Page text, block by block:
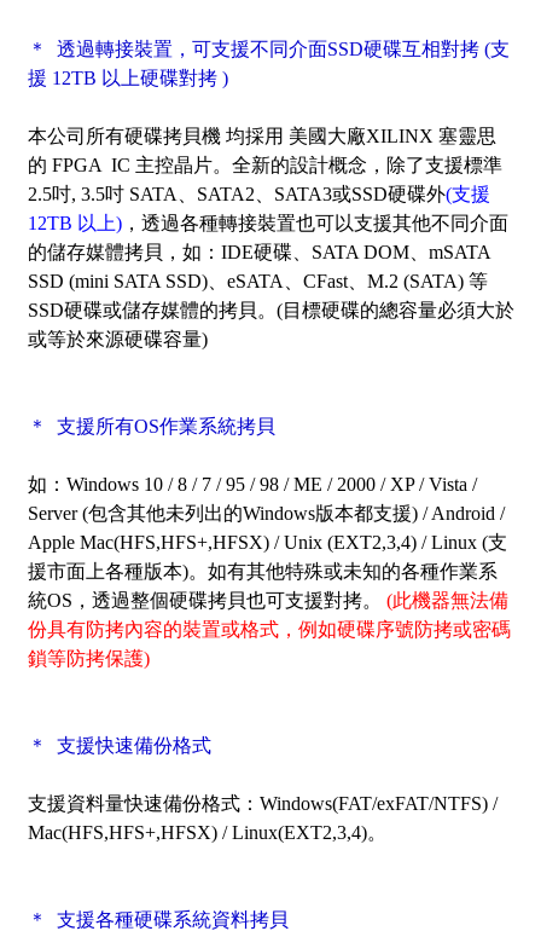
＊ 透過轉接裝置，可支援不同介面SSD硬碟互相對拷(支
援 12TB 以上硬碟對拷 )
本公司所有硬碟拷貝機 均採用 美國大廠XILINX 塞靈思
的 FPGA IC 主控晶片。全新的設計概念，除了支援標準
2.5吋, 3.5吋 SATA、SATA2、SATA3或SSD硬碟外(支援
12TB 以上)，透過各種轉接裝置也可以支援其他不同介面
的儲存媒體拷貝，如：IDE硬碟、SATA DOM、mSATA
SSD (mini SATA SSD)、eSATA、CFast、M.2 (SATA) 等
SSD硬碟或儲存媒體的拷貝。(目標硬碟的總容量必須大於
或等於來源硬碟容量)
＊ 支援所有OS作業系統拷貝
如：Windows 10 / 8 / 7 / 95 / 98 / ME / 2000 / XP / Vista /
Server (包含其他未列出的Windows版本都支援) / Android /
Apple Mac(HFS,HFS+,HFSX) / Unix (EXT2,3,4) / Linux (支
援市面上各種版本)。如有其他特殊或未知的各種作業系
統OS，透過整個硬碟拷貝也可支援對拷。
(此機器無法備
份具有防拷內容的裝置或格式，例如硬碟序號防拷或密碼
鎖等防拷保護)
＊ 支援快速備份格式
支援資料量快速備份格式：Windows(FAT/exFAT/NTFS) /
Mac(HFS,HFS+,HFSX) / Linux(EXT2,3,4)。
＊ 支援各種硬碟系統資料拷貝